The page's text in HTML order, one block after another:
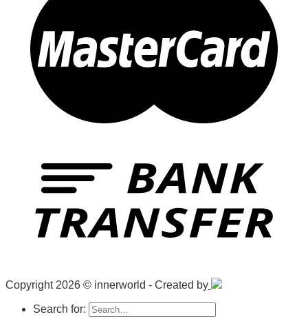
Copyright 2026 © innerworld - Created by
Search for: